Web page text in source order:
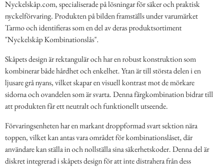
Nyckelskåp.com, specialiserade på lösningar för säker och praktisk
nyckelförvaring. Produkten på bilden framställs under varumärket
Tarmo och identifieras som en del av deras produktsortiment
"Nyckelskåp Kombinationslås".
Skåpets design är rektangulär och har en robust konstruktion som
kombinerar både hårdhet och enkelhet. Ytan är till största delen i en
ljusare grå nyans, vilket skapar en visuell kontrast mot de mörkare
sidorna och ovandelen som är svarta. Denna färgkombination bidrar till
att produkten får ett neutralt och funktionellt utseende.
Förvaringsenheten har en markant droppformad svart sektion nära
toppen, vilket kan antas vara området för kombinationslåset, där
användare kan ställa in och nollställa sina säkerhetskoder. Denna del är
diskret integrerad i skåpets design för att inte distrahera från dess